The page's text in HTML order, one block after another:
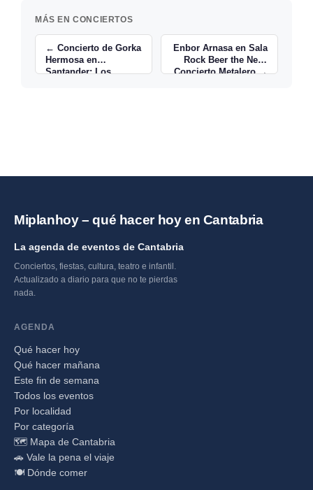
MÁS EN CONCIERTOS
← Concierto de Gorka
Hermosa en
Santander: Los
Enbor Arnasa en Sala
Rock Beer the New:
Concierto Metalero →
Miplanhoy – qué hacer hoy en Cantabria
La agenda de eventos de Cantabria
Conciertos, fiestas, cultura, teatro e infantil.
Actualizado a diario para que no te pierdas
nada.
AGENDA
Qué hacer hoy
Qué hacer mañana
Este fin de semana
Todos los eventos
Por localidad
Por categoría
🗺️ Mapa de Cantabria
🚗 Vale la pena el viaje
🍽️ Dónde comer